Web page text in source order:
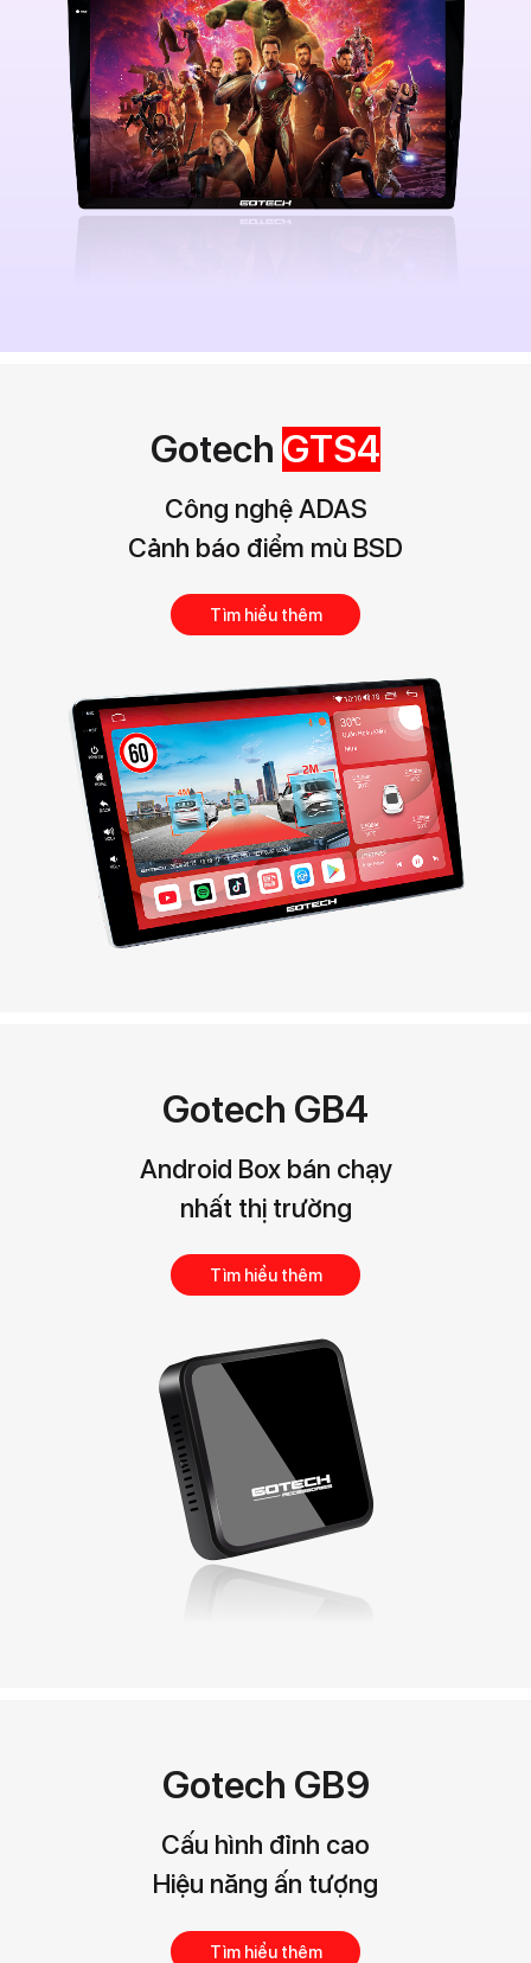
Gotech GTS4
Công nghệ ADAS
Cảnh báo điểm mù BSD
Tìm hiểu thêm
Gotech GB4
Android Box bán chạy
nhất thị trường
Tìm hiểu thêm
Gotech GB9
Cấu hình đỉnh cao
Hiệu năng ấn tượng
Tìm hiểu thêm